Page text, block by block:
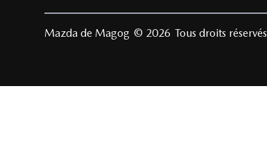
Mazda de Magog © 2026 Tous droits réservés